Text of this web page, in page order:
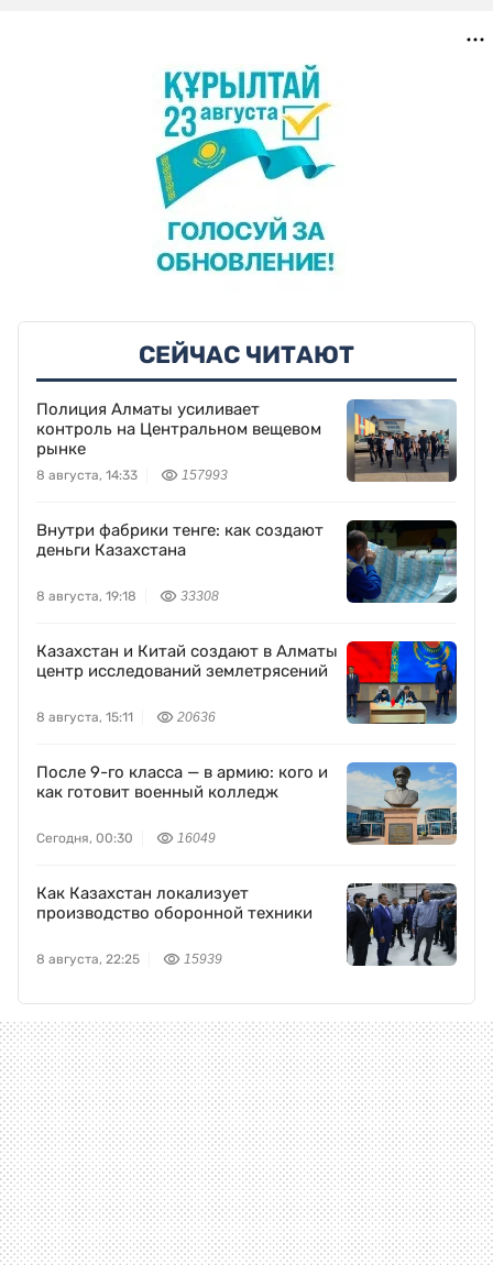
СЕЙЧАС ЧИТАЮТ
Полиция Алматы усиливает
контроль на Центральном вещевом
рынке
8 августа, 14:33 157993
Внутри фабрики тенге: как создают
деньги Казахстана
8 августа, 19:18 33308
Казахстан и Китай создают в Алматы
центр исследований землетрясений
8 августа, 15:11 20636
После 9-го класса — в армию: кого и
как готовит военный колледж
Сегодня, 00:30 16049
Как Казахстан локализует
производство оборонной техники
8 августа, 22:25 15939